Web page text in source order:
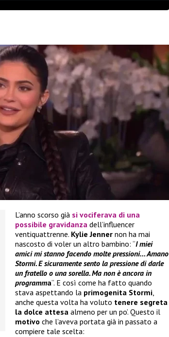
L’anno scorso già si vociferava di una
possibile gravidanza dell’influencer
ventiquattrenne. Kylie Jenner non ha mai
nascosto di voler un altro bambino: “I miei
amici mi stanno facendo molte pressioni… Amano
Stormi. E sicuramente sento la pressione di darle
un fratello o una sorella. Ma non è ancora in
programma“. E così come ha fatto quando
stava aspettando la primogenita Stormi,
anche questa volta ha voluto tenere segreta
la dolce attesa almeno per un po’. Questo il
motivo che l’aveva portata già in passato a
compiere tale scelta: